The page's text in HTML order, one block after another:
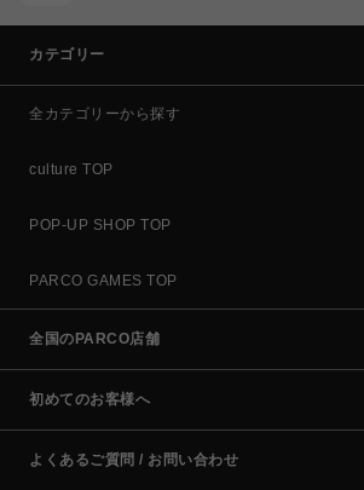
カテゴリー
全カテゴリーから探す
culture TOP
POP-UP SHOP TOP
PARCO GAMES TOP
全国のPARCO店舗
初めてのお客様へ
よくあるご質問 / お問い合わせ